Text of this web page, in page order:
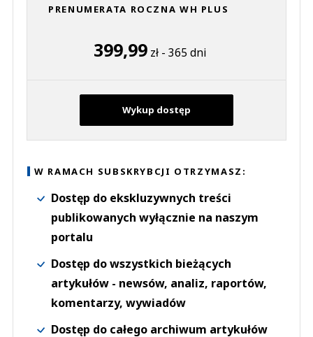
PRENUMERATA ROCZNA WH PLUS
399,99zł - 365 dni
Wykup dostęp
W RAMACH SUBSKRYBCJI OTRZYMASZ:
Dostęp do ekskluzywnych treści
publikowanych wyłącznie na naszym
portalu
Dostęp do wszystkich bieżących
artykułów - newsów, analiz, raportów,
komentarzy, wywiadów
Dostęp do całego archiwum artykułów